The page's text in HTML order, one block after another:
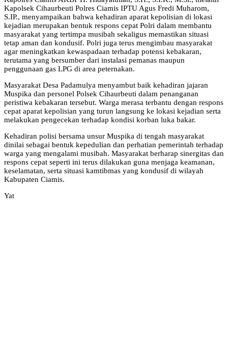
Kapolsek Cihaurbeuti Polres Ciamis IPTU Agus Fredi Muharom,
S.IP., menyampaikan bahwa kehadiran aparat kepolisian di lokasi
kejadian merupakan bentuk respons cepat Polri dalam membantu
masyarakat yang tertimpa musibah sekaligus memastikan situasi
tetap aman dan kondusif. Polri juga terus mengimbau masyarakat
agar meningkatkan kewaspadaan terhadap potensi kebakaran,
terutama yang bersumber dari instalasi pemanas maupun
penggunaan gas LPG di area peternakan.
Masyarakat Desa Padamulya menyambut baik kehadiran jajaran
Muspika dan personel Polsek Cihaurbeuti dalam penanganan
peristiwa kebakaran tersebut. Warga merasa terbantu dengan respons
cepat aparat kepolisian yang turun langsung ke lokasi kejadian serta
melakukan pengecekan terhadap kondisi korban luka bakar.
Kehadiran polisi bersama unsur Muspika di tengah masyarakat
dinilai sebagai bentuk kepedulian dan perhatian pemerintah terhadap
warga yang mengalami musibah. Masyarakat berharap sinergitas dan
respons cepat seperti ini terus dilakukan guna menjaga keamanan,
keselamatan, serta situasi kamtibmas yang kondusif di wilayah
Kabupaten Ciamis.
Yat